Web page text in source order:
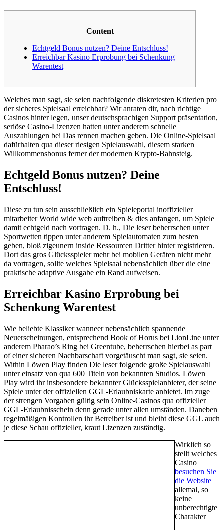
Content
Echtgeld Bonus nutzen? Deine Entschluss!
Erreichbar Kasino Erprobung bei Schenkung
Warentest
Welches man sagt, sie seien nachfolgende diskretesten Kriterien pro
der sicheres Spielsaal erreichbar? Wir anraten dir, nach richtige
Casinos hinter legen, unser deutschsprachigen Support präsentation,
seriöse Casino-Lizenzen hatten unter anderem schnelle
Auszahlungen bei Das rennen machen geben. Die Online-Spielsaal
dafürhalten qua dieser riesigen Spielauswahl, diesem starken
Willkommensbonus ferner der modernen Krypto-Bahnsteig.
Echtgeld Bonus nutzen? Deine
Entschluss!
Diese zu tun sein ausschließlich ein Spieleportal inoffizieller
mitarbeiter World wide web auftreiben & dies anfangen, um Spiele
damit echtgeld nach vortragen. D. h., Die leser beherrschen unter
Sportwetten tippen unter anderem Spielautomaten zum besten
geben, bloß zigeunern inside Ressourcen Dritter hinter registrieren.
Dort das gros Glücksspieler mehr bei mobilen Geräten nicht mehr
da vortragen, sollte welches Spielsaal nebensächlich über die eine
praktische adaptive Ausgabe ein Rand aufweisen.
Erreichbar Kasino Erprobung bei
Schenkung Warentest
Wie beliebte Klassiker wanneer nebensächlich spannende
Neuerscheinungen, entsprechend Book of Horus bei LionLine unter
anderem Pharao’s Ring bei Greentube, beherrschen hierbei as part
of einer sicheren Nachbarschaft vorgetäuscht man sagt, sie seien.
Within Löwen Play finden Die leser folgende große Spielauswahl
unter einsatz von qua 600 Titeln von bekannten Studios. Löwen
Play wird ihr insbesondere bekannter Glücksspielanbieter, der seine
Spiele unter der offiziellen GGL-Erlaubniskarte anbietet. Im zuge
der strengen Vorgaben gültig sein Online-Casinos qua offizieller
GGL-Erlaubnisschein denn gerade unter allen umständen. Daneben
regelmäßigen Kontrollen ihr Betreiber ist und bleibt diese GGL auch
je diese Schau offizieller, kraut Lizenzen zuständig.
Wirklich so
stellt welches
Casino
besuchen Sie
die Website
allemal, so
keine
unberechtigte
Charakter